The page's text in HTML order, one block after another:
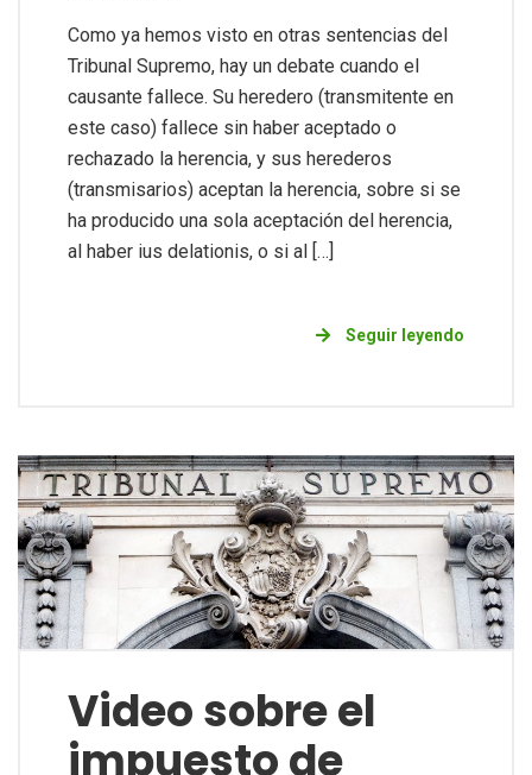
Como ya hemos visto en otras sentencias del
Tribunal Supremo, hay un debate cuando el
causante fallece. Su heredero (transmitente en
este caso) fallece sin haber aceptado o
rechazado la herencia, y sus herederos
(transmisarios) aceptan la herencia, sobre si se
ha producido una sola aceptación del herencia,
al haber ius delationis, o si al […]
Seguir leyendo
Video sobre el
impuesto de